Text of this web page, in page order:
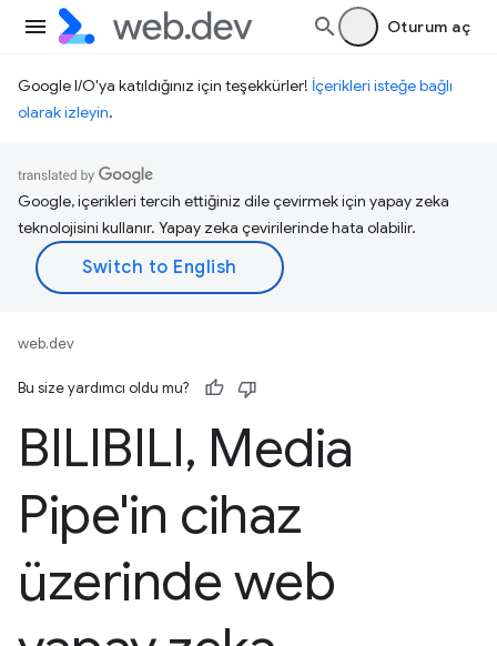
Oturum aç
Google I/O'ya katıldığınız için teşekkürler! İçerikleri isteğe bağlı
olarak izleyin.
Google, içerikleri tercih ettiğiniz dile çevirmek için yapay zeka
teknolojisini kullanır. Yapay zeka çevirilerinde hata olabilir.
web.dev
Bu size yardımcı oldu mu?
BILIBILI, Media
Pipe'in cihaz
üzerinde web